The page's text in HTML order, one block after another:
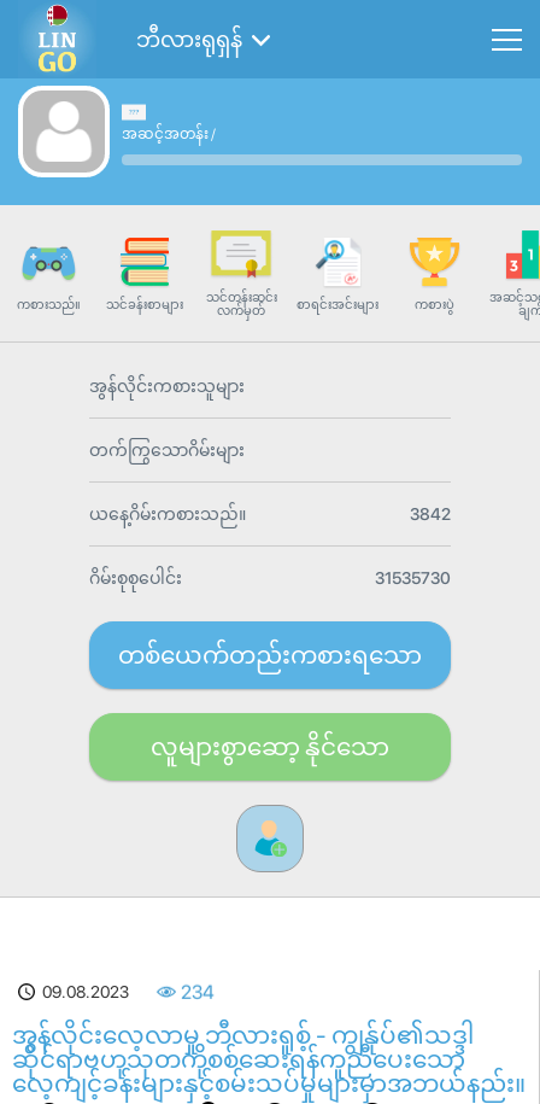
ဘီလားရုရှန်
အဆင့်အတန်း/
ကစားသည်။ သင်ခန်းစာများ
သင်တန်းဆင်း
လက်မှတ်
စာရင်းအင်းများ ကစားပွဲ
အဆင့်သ
ချ
အွန်လိုင်းကစားသူများ
တက်ကြွသောဂိမ်းများ
ယနေ့ဂိမ်းကစားသည်။ 3842
ဂိမ်းစုစုပေါင်း 31535730
တစ်ယေက်တည်းကစားရသော
လူများစွာဆော့ နိုင်သော
09.08.2023 234
အွန်လိုင်းလေ့လာမှု ဘီလားရူစ့် - ကျွန်ုပ်၏သဒ္ဒါ
ဆိုင်ရာဗဟုသုတကိုစစ်ဆေးရန်ကူညီပေးသော
လေ့ကျင့်ခန်းများနှင့်စမ်းသပ်မှုများမှာအဘယ်နည်း။